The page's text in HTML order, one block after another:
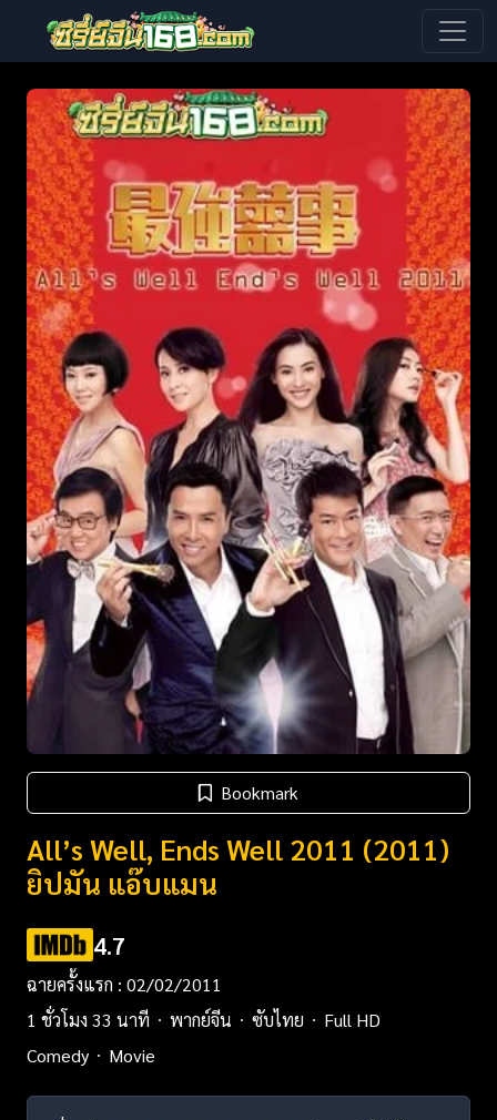
Bookmark
All’s Well, Ends Well 2011 (2011)
ยิปมัน แอ๊บแมน
4.7
ฉายครั้งแรก : 02/02/2011
1 ชั่วโมง 33 นาที
พากย์จีน ซับไทย
Full HD
Comedy
Movie